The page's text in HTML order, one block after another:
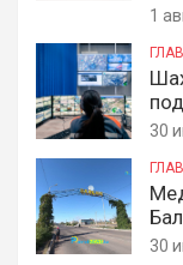
1
30
30